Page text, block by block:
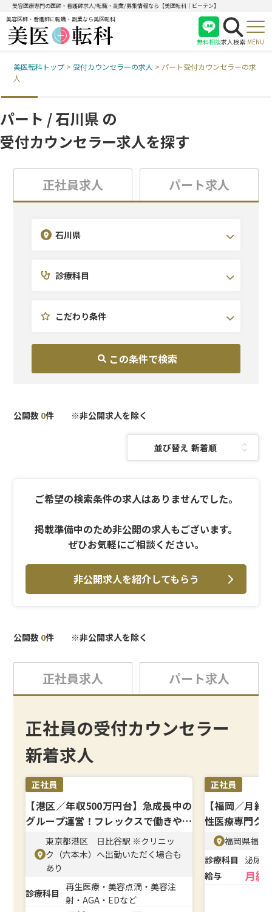
美容医療専門の医師・看護師求人/転職・副業/募集情報なら【美医転科｜ビーテン】
美容医師・看護師に転職・副業なら美医転科
無料相談
医師
求人検索 MENU
美医転科トップ > 受付カウンセラーの求人 > パート受付カウンセラーの求
人
パート / 石川県 の
受付カウンセラー求人を探す
正社員求人 パート求人
石川県
エリアを選択(複数選択可)
関東
北陸・甲信越
関西
診療科目
診療科目を選択(複数選択可)
形成外科
皮膚科
予防医療こだわり条件
こだわり条件を選択(複数選択可)
休日120日~
研修充実
公開数 0件 ※非公開求人を除く
並び替え：
ご希望の検索条件の求人はありませんでした。
掲載準備中のため非公開の求人もございます。
ぜひお気軽にご相談ください。
非公開求人を紹介してもらう
公開数 0件 ※非公開求人を除く
正社員求人 パート求人
正社員の受付カウンセラー
新着求人
正社員
【港区／年収500万円台】急成長中の
グループ運営！フレックスで働きやす
東京都港区 日比谷駅 ※クリニッ
ク（六本木）へ出勤いただく場合も
あり
診療科目
再生医療・美容点滴・美容注
射・AGA・EDなど
正社員
【福岡／月給
性医療専門ク
福岡県福岡
診療科目
泌尿
給与
月給